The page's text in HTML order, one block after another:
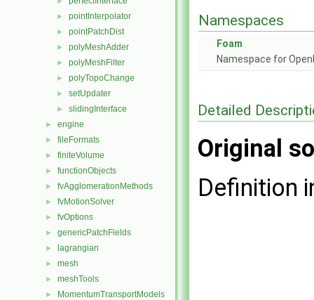
► pointInterpolator
► pointPatchDist
► polyMeshAdder
► polyMeshFilter
► polyTopoChange
► setUpdater
► slidingInterface
► engine
► fileFormats
► finiteVolume
► functionObjects
► fvAgglomerationMethods
► fvMotionSolver
► fvOptions
► genericPatchFields
► lagrangian
► mesh
► meshTools
► MomentumTransportModels
Namespaces
Foam
Namespace for
Detailed
Original
Definition